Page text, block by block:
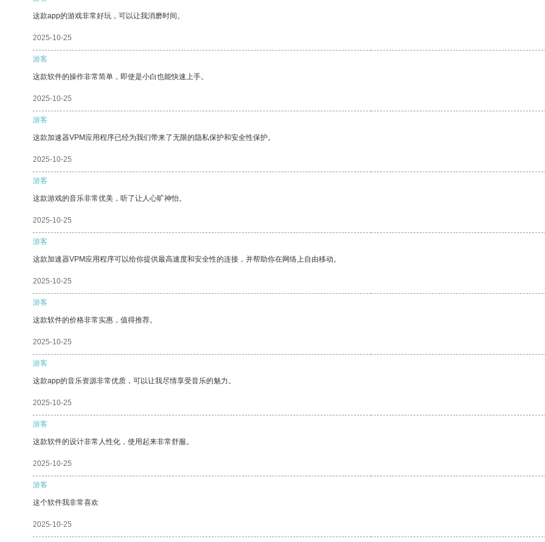
这款app的游戏非常好玩，可以让我消磨时间。
2025-10-25
游客
这款软件的操作非常简单，即使是小白也能快速上手。
2025-10-25
游客
这款加速器VPM应用程序已经为我们带来了无限的隐私保护和安全性保护。
2025-10-25
游客
这款游戏的音乐非常优美，听了让人心旷神怡。
2025-10-25
游客
这款加速器VPM应用程序可以给你提供最高速度和安全性的连接，并帮助你在网络上自由移动。
2025-10-25
游客
这款软件的价格非常实惠，值得推荐。
2025-10-25
游客
这款app的音乐资源非常优质，可以让我尽情享受音乐的魅力。
2025-10-25
游客
这款软件的设计非常人性化，使用起来非常舒服。
2025-10-25
游客
这个软件我非常喜欢
2025-10-25